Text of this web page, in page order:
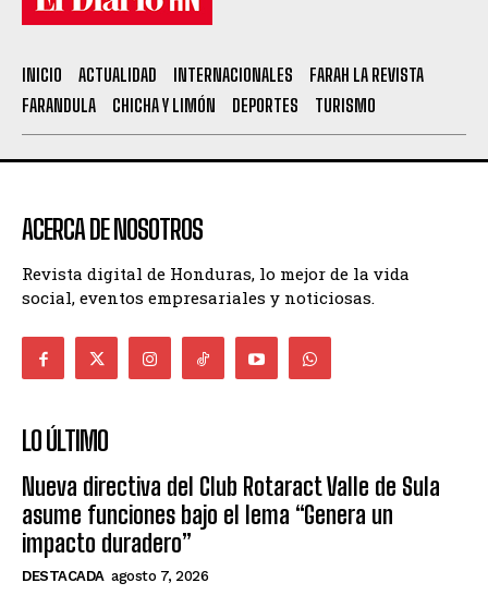
INICIO ACTUALIDAD INTERNACIONALES
FARAH LA REVISTA
FARANDULA
CHICHA Y LIMÓN DEPORTES TURISMO
ACERCA DE NOSOTROS
Revista digital de Honduras, lo mejor de la vida
social, eventos empresariales y noticiosas.
LO ÚLTIMO
Nueva directiva del Club Rotaract Valle de Sula
asume funciones bajo el lema “Genera un
impacto duradero”
DESTACADA agosto 7, 2026